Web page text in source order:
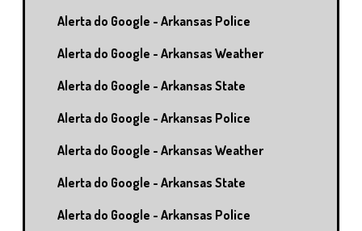
Alerta do Google - Arkansas Police
Alerta do Google - Arkansas Weather
Alerta do Google - Arkansas State
Alerta do Google - Arkansas Police
Alerta do Google - Arkansas Weather
Alerta do Google - Arkansas State
Alerta do Google - Arkansas Police